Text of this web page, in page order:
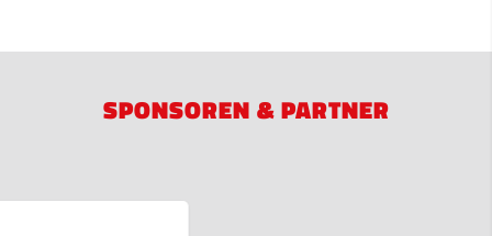
SPONSOREN & PARTNER